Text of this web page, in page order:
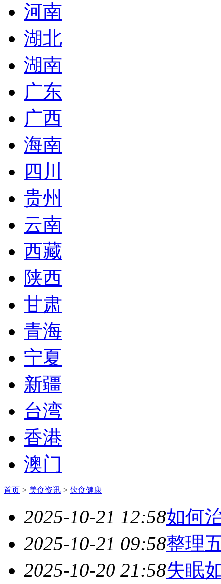
河南
湖北
湖南
广东
广西
海南
四川
贵州
云南
西藏
陕西
甘肃
青海
宁夏
新疆
台湾
香港
澳门
首页 > 美食资讯 > 饮食健康
2025-10-21 12:58如何
2025-10-21 09:58整理
2025-10-20 21:58失眠